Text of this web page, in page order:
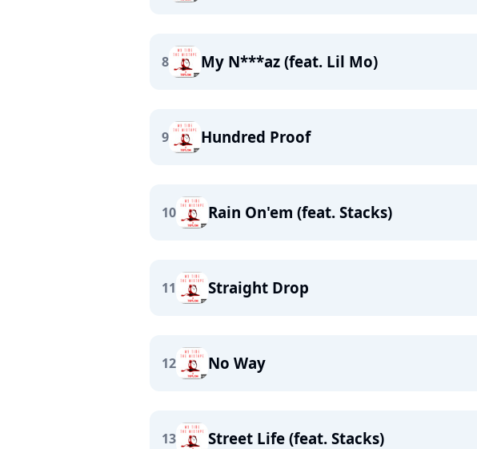
8 My N***az (feat. Lil Mo)
9 Hundred Proof
10 Rain On'em (feat. Stacks)
11 Straight Drop
12 No Way
13 Street Life (feat. Stacks)